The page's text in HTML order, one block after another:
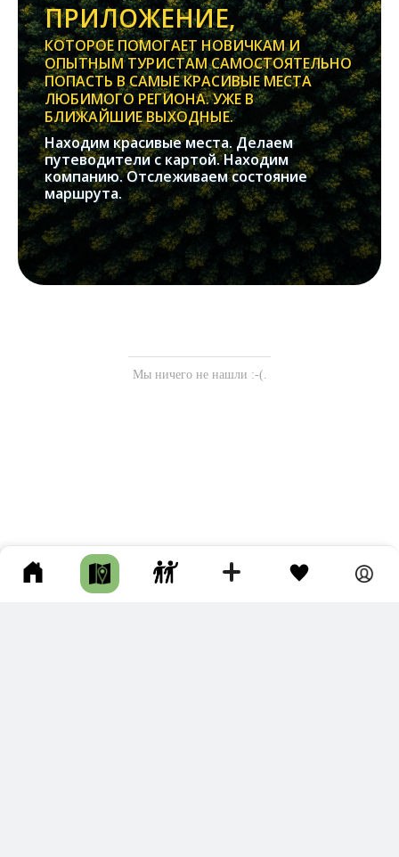
ПРИЛОЖЕНИЕ,
КОТОРОЕ ПОМОГАЕТ НОВИЧКАМ И
ОПЫТНЫМ ТУРИСТАМ САМОСТОЯТЕЛЬНО
ПОПАСТЬ В САМЫЕ КРАСИВЫЕ МЕСТА
ЛЮБИМОГО РЕГИОНА. УЖЕ В
БЛИЖАЙШИЕ ВЫХОДНЫЕ.
Находим красивые места. Делаем
путеводители с картой. Находим
компанию. Отслеживаем состояние
маршрута.
Мы ничего не нашли :-(.